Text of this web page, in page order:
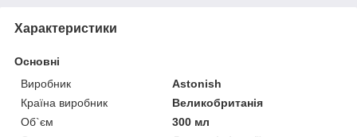
Характеристики
Основні
Виробник
Astonish
Країна виробник
Великобританія
Об`єм
300 мл